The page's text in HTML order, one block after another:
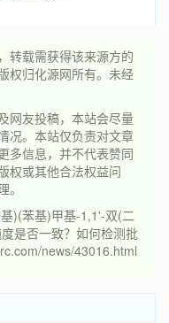
转载需获得该来源方的
权归化源网所有。未经
网友投稿，本站会尽量
况。本站仅负责对文章
多信息，并不代表赞同
权或其他合法权益问
)(苯基)甲基-1,1'-双(二
是否一致？如何检测批
news/43016.html